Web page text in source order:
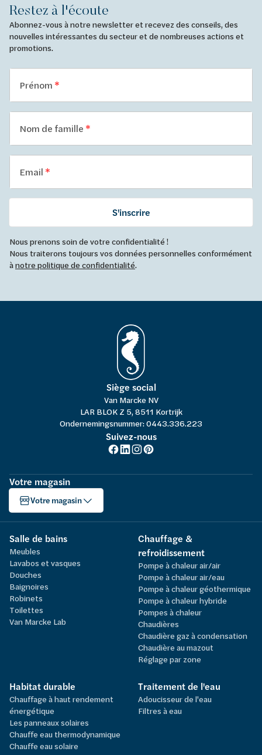
Restez à l'écoute
Abonnez-vous à notre newsletter et recevez des conseils, des
nouvelles intéressantes du secteur et de nombreuses actions et
promotions.
Prénom
Nom de famille
Email
S'inscrire
Nous prenons soin de votre confidentialité !
Nous traiterons toujours vos données personnelles conformément
ànotre politique de confidentialité.
Siège social
Van Marcke NV
LAR BLOK Z 5, 8511 Kortrijk
Ondernemingsnummer: 0443.336.223
Suivez-nous
Votre magasin
Votre magasin
Salle de bains
Meubles
Lavabos et vasques
Douches
Baignoires
Robinets
Toilettes
Van Marcke Lab
Chauffage &
refroidissement
Pompe à chaleur air/air
Pompe à chaleur air/eau
Pompe à chaleur géothermique
Pompe à chaleur hybride
Pompes à chaleur
Chaudières
Chaudière gaz à condensation
Chaudière au mazout
Réglage par zone
Habitat durable
Chauffage à haut rendement
énergétique
Les panneaux solaires
Chauffe eau thermodynamique
Chauffe eau solaire
Traitement de l'eau
Adoucisseur de l'eau
Filtres à eau